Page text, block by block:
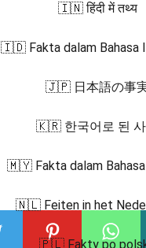
🇮🇳 हिंदी में तथ्य
🇮🇩 Fakta dalam Bahasa
🇯🇵 日本語の事
🇰🇷 한국어로 된
🇲🇾 Fakta dalam
🇳🇱 Feiten in het
🇵🇱 Fakty po